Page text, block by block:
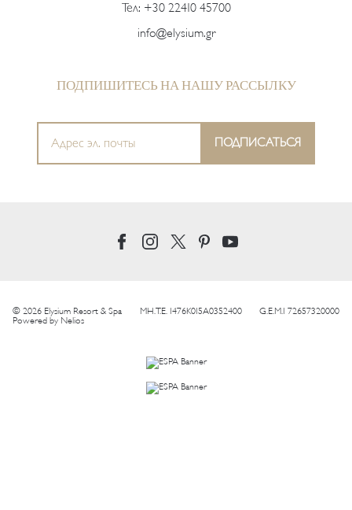
Тел: +30 22410 45700
info@elysium.gr
ПОДПИШИТЕСЬ НА НАШУ РАССЫЛКУ
© 2026 Elysium Resort & Spa MH.T.E. 1476K015A0352400
G.E.M.I 72657320000
Powered by Nelios